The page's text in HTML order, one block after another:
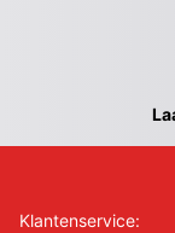
Klantenservice: